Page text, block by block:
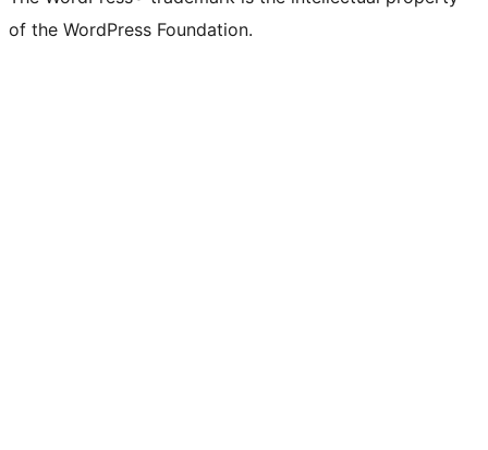
of the WordPress Foundation.